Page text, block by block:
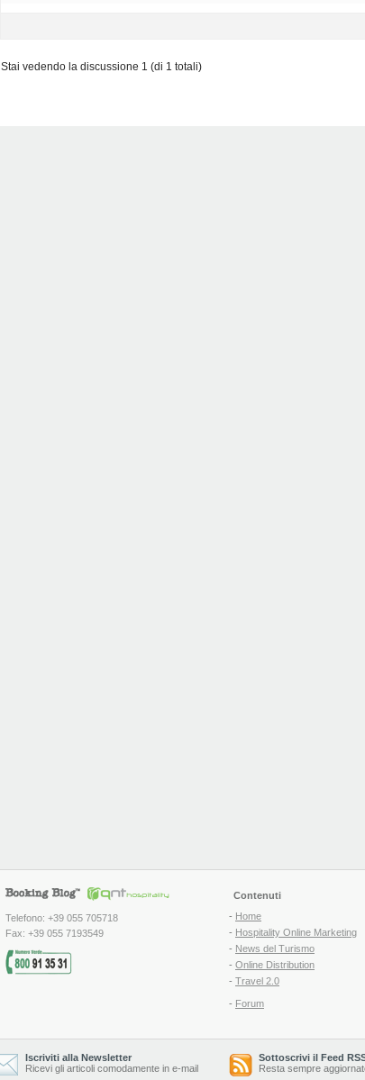
Stai vedendo la discussione 1 (di 1 totali)
Telefono: +39 055 705718
Fax: +39 055 7193549
Contenuti
- Home
- Hospitality Online Marketing
- News del Turismo
- Online Distribution
- Travel 2.0
- Forum
Iscriviti alla Newsletter
Ricevi gli articoli comodamente in e-mail
Sottoscrivi il Feed
Resta sempre